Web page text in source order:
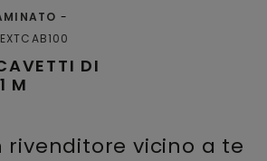
DI
M
rivenditore vicino a te